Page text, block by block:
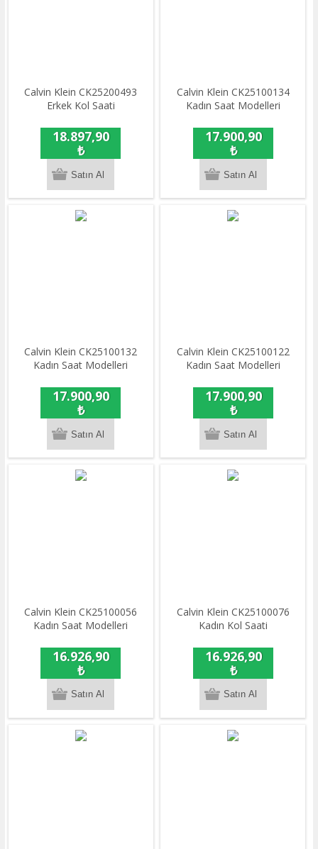
Calvin Klein CK25200493
Erkek Kol Saati
18.897,90
₺
Calvin Klein CK25100134
Kadın Saat Modelleri
17.900,90
₺
Calvin Klein CK25100132
Kadın Saat Modelleri
17.900,90
₺
Calvin Klein CK25100122
Kadın Saat Modelleri
17.900,90
₺
Calvin Klein CK25100056
Kadın Saat Modelleri
16.926,90
₺
Calvin Klein CK25100076
Kadın Kol Saati
16.926,90
₺